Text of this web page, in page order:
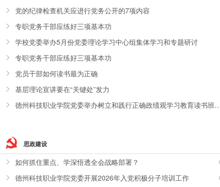
党的纪律检查机关应进行党务公开的7项内容
专职党务干部应练好三项基本功
学校党委举办5月份党委理论学习中心组集体学习和专题研讨
专职党务干部应练好三项基本功
党员干部如何读书最为正确
基层理论宣讲要在“关键处”发力
德州科技职业学院党委举办树立和践行正确政绩观学习教育
思政建设
如何抓住重点、学深悟透全会战略部署？
德州科技职业学院党委开展2026年入党积极分子培训工作